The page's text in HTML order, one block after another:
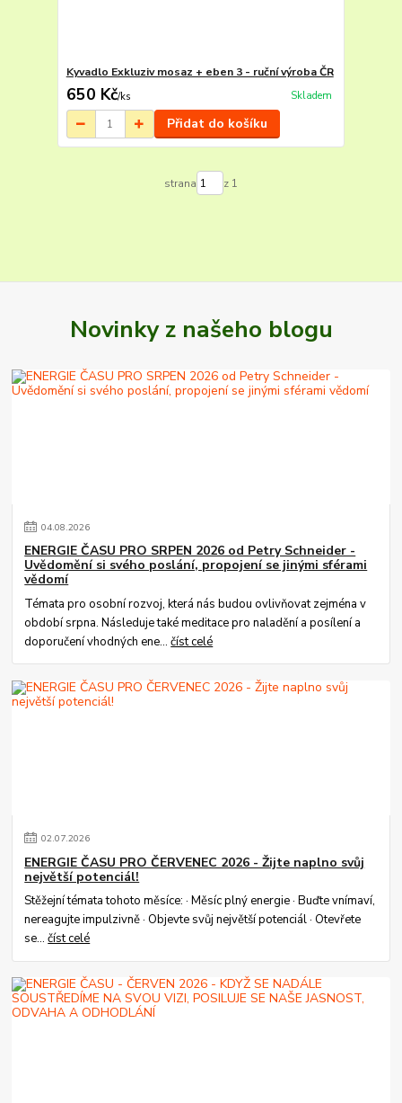
Kyvadlo Exkluziv mosaz + eben 3 - ruční výroba ČR
650 Kč/ks Skladem
Přidat do košíku
strana z 1
Novinky z našeho blogu
04.08.2026
ENERGIE ČASU PRO SRPEN 2026 od Petry Schneider -
Uvědomění si svého poslání, propojení se jinými sférami
vědomí
Témata pro osobní rozvoj, která nás budou ovlivňovat zejména v
období srpna. Následuje také meditace pro naladění a posílení a
doporučení vhodných ene...číst celé
02.07.2026
ENERGIE ČASU PRO ČERVENEC 2026 - Žijte naplno svůj
největší potenciál!
Stěžejní témata tohoto měsíce: · Měsíc plný energie · Buďte vnímaví,
nereagujte impulzivně · Objevte svůj největší potenciál · Otevřete
se...číst celé